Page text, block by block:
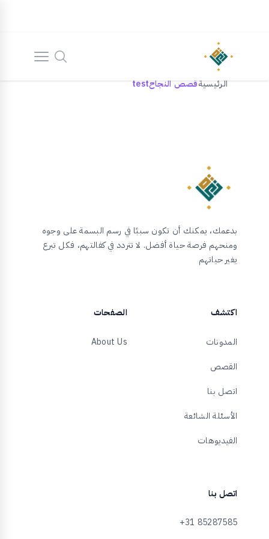
الرئيسيةقصص النجاحtest
بدعمك، يمكنك أن تكون سببًا في رسم البسمة على وجوه
ومنحهم فرصة حياة أفضل. لا تتردد في كفالتهم، فكل تبرع
يغير حياتهم
اكتشف
المدونات
القصص
اتصل بنا
الأسئلة الشائعة
الفيديوهات
الصفحات
About Us
اتصل بنا
+31 85287585